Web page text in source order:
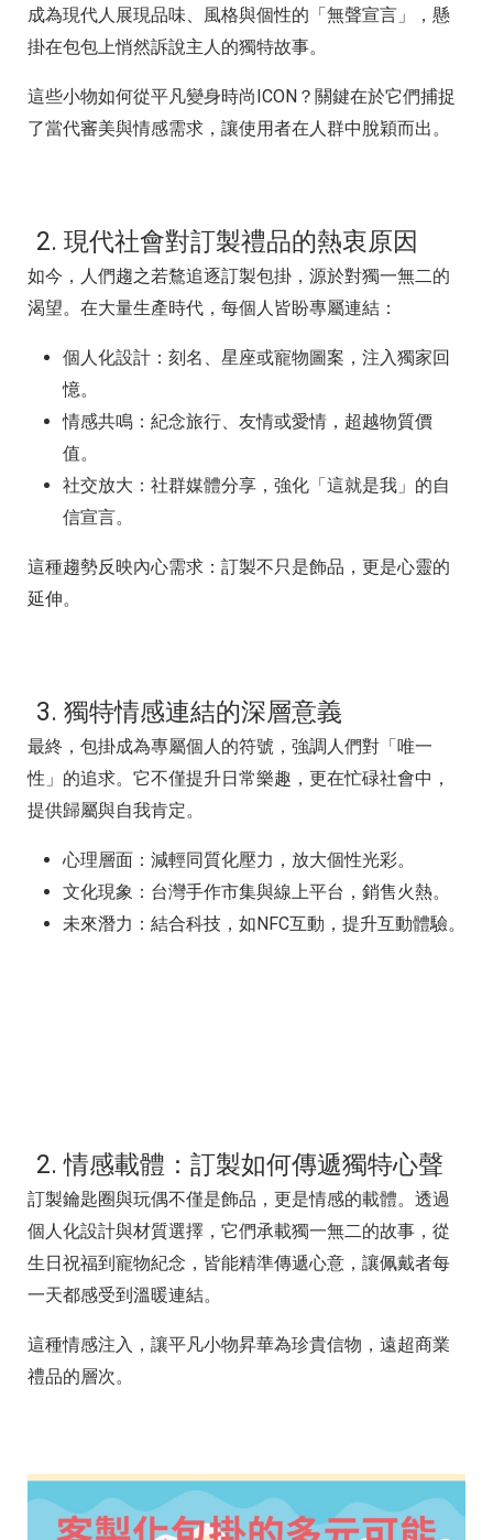
成為現代人展現品味、風格與個性的「無聲宣言」，懸
掛在包包上悄然訴說主人的獨特故事。
這些小物如何從平凡變身時尚ICON？關鍵在於它們捕捉
了當代審美與情感需求，讓使用者在人群中脫穎而出。
2. 現代社會對訂製禮品的熱衷原因
如今，人們趨之若鶩追逐訂製包掛，源於對獨一無二的
渴望。在大量生產時代，每個人皆盼專屬連結：
個人化設計：刻名、星座或寵物圖案，注入獨家回
憶。
情感共鳴：紀念旅行、友情或愛情，超越物質價
值。
社交放大：社群媒體分享，強化「這就是我」的自
信宣言。
這種趨勢反映內心需求：訂製不只是飾品，更是心靈的
延伸。
3. 獨特情感連結的深層意義
最終，包掛成為專屬個人的符號，強調人們對「唯一
性」的追求。它不僅提升日常樂趣，更在忙碌社會中，
提供歸屬與自我肯定。
心理層面：減輕同質化壓力，放大個性光彩。
文化現象：台灣手作市集與線上平台，銷售火熱。
未來潛力：結合科技，如NFC互動，提升互動體驗。
2. 情感載體：訂製如何傳遞獨特心聲
訂製鑰匙圈與玩偶不僅是飾品，更是情感的載體。透過
個人化設計與材質選擇，它們承載獨一無二的故事，從
生日祝福到寵物紀念，皆能精準傳遞心意，讓佩戴者每
一天都感受到溫暖連結。
這種情感注入，讓平凡小物昇華為珍貴信物，遠超商業
禮品的層次。